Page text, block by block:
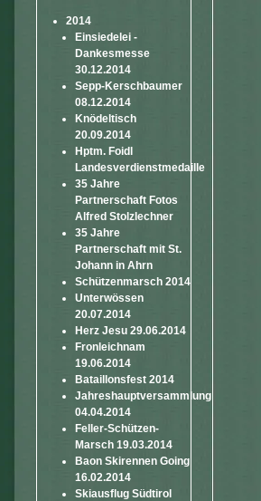
2014
Einsiedelei -
Dankesmesse
30.12.2014
Sepp-Kerschbaumer
08.12.2014
Knödeltisch
20.09.2014
Hptm. Foidl
Landesverdienstmedaille
35 Jahre
Partnerschaft Fotos
Alfred Stolzlechner
35 Jahre
Partnerschaft mit St.
Johann in Ahrn
Schützenmarsch 2014
Unterwössen
20.07.2014
Herz Jesu 29.06.2014
Fronleichnam
19.06.2014
Bataillonsfest 2014
Jahreshauptversammlung
04.04.2014
Feller-Schützen-
Marsch 19.03.2014
Baon Skirennen Going
16.02.2014
Skiausflug Südtirol